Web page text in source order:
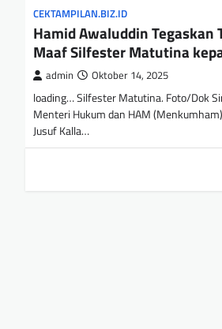
CEKTAMPILAN.BIZ.ID
Hamid Awaluddin Tegaskan
Maaf Silfester Matutina
admin Oktober 14, 2025
loading… Silfester Matutina. Foto/Dok
Menteri Hukum dan HAM
Jusuf Kalla…